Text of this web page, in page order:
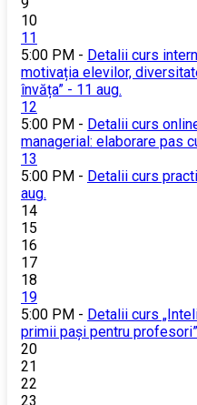
10
11
5:00 PM - Detalii curs
motivația elevilor,
învăța” - 11 aug.
12
5:00 PM - Detalii curs
managerial: elaborare pas
13
5:00 PM - Detalii curs
aug.
14
15
16
17
18
19
5:00 PM - Detalii curs
primii pași pentru
20
21
22
23